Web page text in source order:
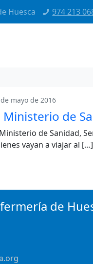
Huesca 974 213
mayo de 2016
Ministerio de
de Sanidad,
vayan a viajar al […]
de